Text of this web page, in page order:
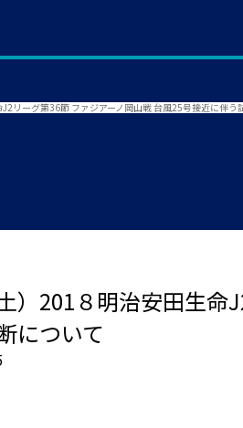
リーグ第36節 ファジアーノ岡山戦 台風25号接近に伴う
）201８明治安田生命
について